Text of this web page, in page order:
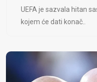
UEFA je sazvala hitan
kojem će dati konač..